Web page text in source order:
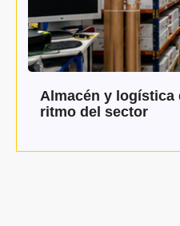
Almacén y logística
ritmo del sector